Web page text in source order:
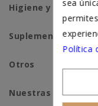
Higiene y salud
Suplementación
Otros
Nuestras tiendas
sea
Política